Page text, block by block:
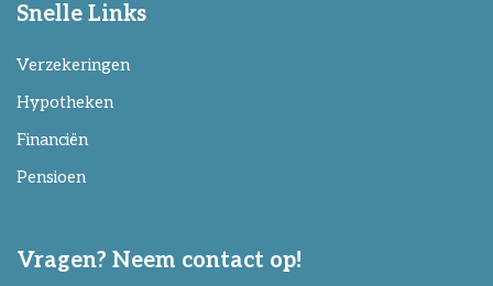
Snelle Links
Verzekeringen
Hypotheken
Financiën
Pensioen
Vragen? Neem contact op!